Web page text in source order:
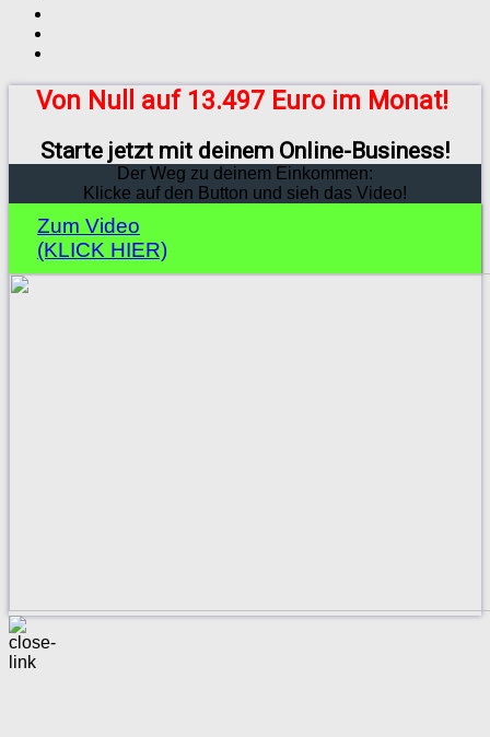
Von Null auf 13.497 Euro im Monat!
Starte jetzt mit deinem Online-Business!
Der Weg zu deinem Einkommen:
Klicke auf den Button und sieh das Video!
Zum Video
(KLICK HIER)